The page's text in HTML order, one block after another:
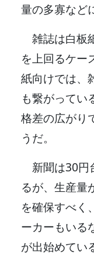
量の多寡など
雑誌は白板
を上回るケー
紙向けでは、
も繋がってい
格差の広がり
うだ。
新聞は30円
るが、生産量
を確保すべく
ーカーもいる
が出始めてい